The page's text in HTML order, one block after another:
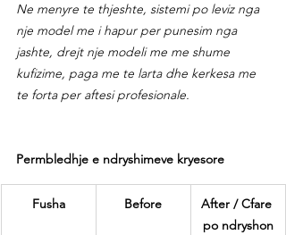
Ne menyre te thjeshte, sistemi po leviz nga
nje model me i hapur per punesim nga
jashte, drejt nje modeli me me shume
kufizime, paga me te larta dhe kerkesa me
te forta per aftesi profesionale.
Permbledhje e ndryshimeve kryesore
Fusha Before
After / Cfare
po ndryshon